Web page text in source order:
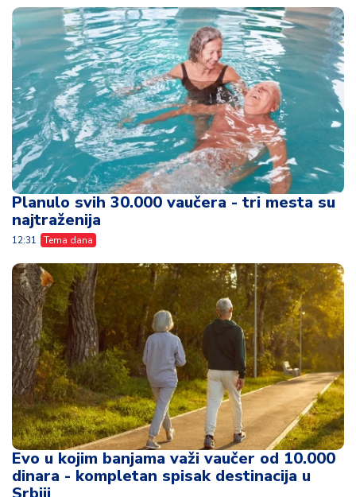
Planulo svih 30.000 vaučera - tri mesta su
najtraženija
12:31 Tema dana
Evo u kojim banjama važi vaučer od 10.000
dinara - kompletan spisak destinacija u